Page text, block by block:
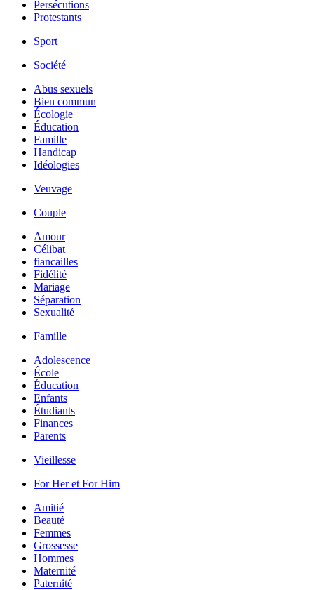
Persécutions
Protestants
Sport
Société
Abus sexuels
Bien commun
Écologie
Éducation
Famille
Handicap
Idéologies
Veuvage
Couple
Amour
Célibat
fiancailles
Fidélité
Mariage
Séparation
Sexualité
Famille
Adolescence
École
Éducation
Enfants
Étudiants
Finances
Parents
Vieillesse
For Her et For Him
Amitié
Beauté
Femmes
Grossesse
Hommes
Maternité
Paternité